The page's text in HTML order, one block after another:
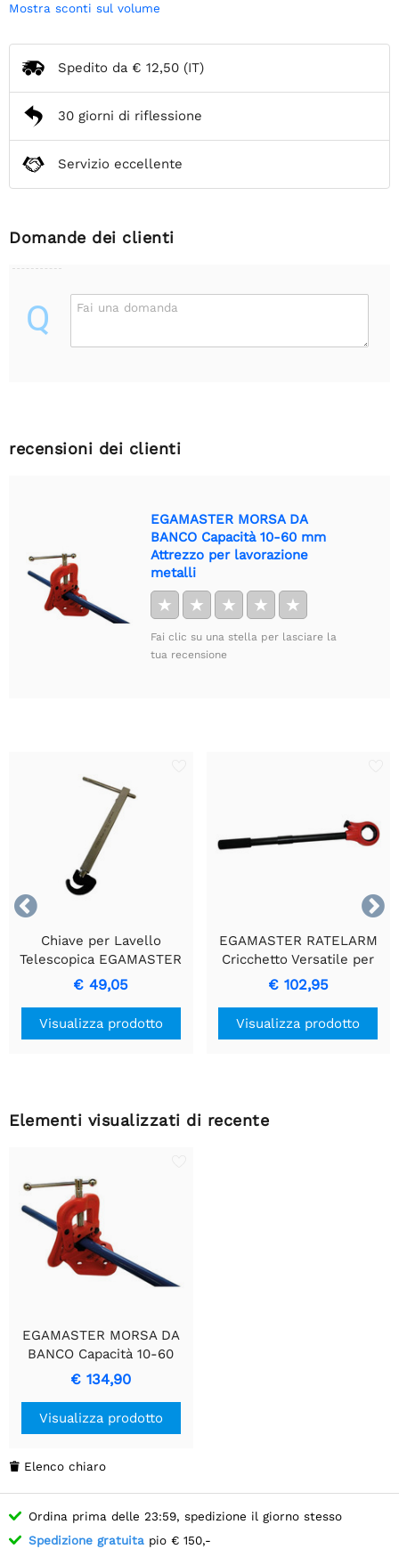
Mostra sconti sul volume
Spedito da € 12,50 (IT)
30 giorni di riflessione
Servizio eccellente
Domande dei clienti
Q Fai una domanda
recensioni dei clienti
EGAMASTER MORSA DA
BANCO Capacità 10-60 mm
Attrezzo per lavorazione
metalli
★ ★ ★ ★ ★
Fai clic su una stella per lasciare la
tua recensione


Chiave per Lavello
Telescopica EGAMASTER
- Resistente e con Portata
Estensibile
€ 49,05
Visualizza prodotto
EGAMASTER RATELARM
Cricchetto Versatile per
Filiere da Taglio
€ 102,95
Visualizza prodotto
Elementi visualizzati di recente
EGAMASTER MORSA DA
BANCO Capacità 10-60
mm Attrezzo per
lavorazione metalli
€ 134,90
Visualizza prodotto
 Elenco chiaro
Ordina prima delle 23:59, spedizione il giorno stesso
Spedizione gratuita pio € 150,-